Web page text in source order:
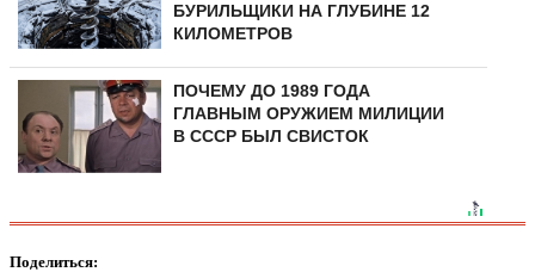
БУРИЛЬЩИКИ НА ГЛУБИНЕ 12
КИЛОМЕТРОВ
ПОЧЕМУ ДО 1989 ГОДА
ГЛАВНЫМ ОРУЖИЕМ МИЛИЦИИ
В СССР БЫЛ СВИСТОК
Поделиться: